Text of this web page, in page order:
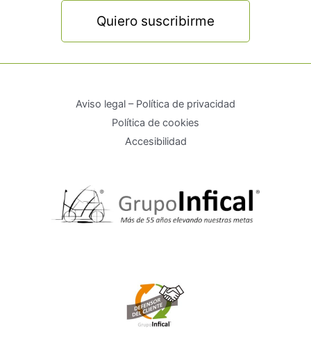
Quiero suscribirme
Aviso legal – Política de privacidad
Política de cookies
Accesibilidad